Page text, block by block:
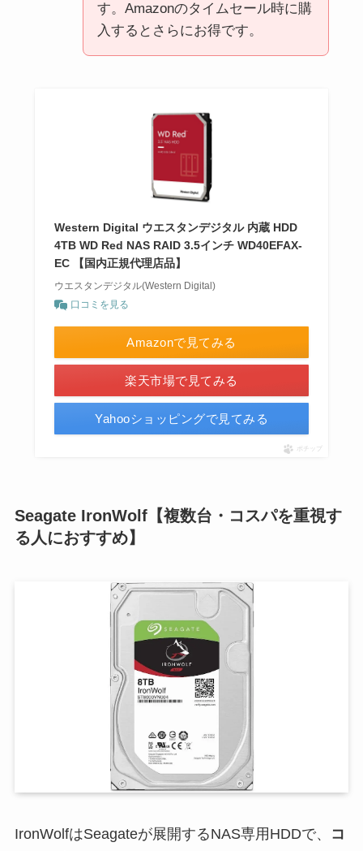
す。Amazonのタイムセール時に購
入するとさらにお得です。
Western Digital ウエスタンデジタル 内蔵 HDD
4TB WD Red NAS RAID 3.5インチ WD40EFAX-
EC 【国内正規代理店品】
ウエスタンデジタル(Western Digital)
口コミを見る
Amazonで見てみる
楽天市場で見てみる
Yahooショッピングで見てみる
ポチップ
Seagate IronWolf【複数台・コスパを重視す
る人におすすめ】
IronWolfはSeagateが展開するNAS専用HDDで、
コ